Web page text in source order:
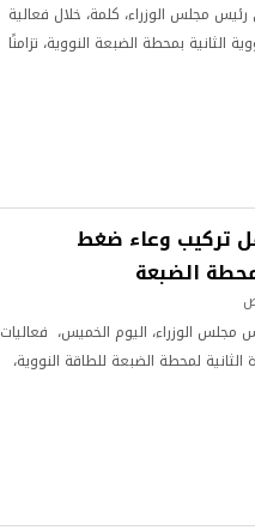
مجلس الوزراء، كلمة، خلال فعالية
الثانية بمحطة الضبعة النووية، تزامنًا
تركيب وعاء ضغط
الضبعة
الوزراء، اليوم الخميس، فعاليات
لمحطة الضبعة للطاقة النووية،